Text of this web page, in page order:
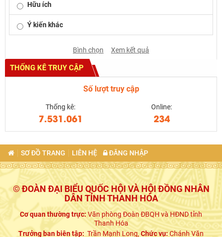
Hữu ích
Ý kiến khác
Bình chọn Xem kết quả
THỐNG KÊ TRUY CẬP
Số lượt truy cập
Thống kê:
7.531.061
Online:
234
SƠ ĐỒ TRANG LIÊN HỆ ĐĂNG NHẬP
© ĐOÀN ĐẠI BIỂU QUỐC HỘI VÀ HỘI ĐỒNG NHÂN
DÂN TỈNH THANH HÓA
Cơ quan thường trực:Văn phòng Đoàn ĐBQH và HĐND tỉnh
Thanh Hóa
Trưởng ban biên tập: Trần Mạnh Long,Chức vụ:Chánh Văn